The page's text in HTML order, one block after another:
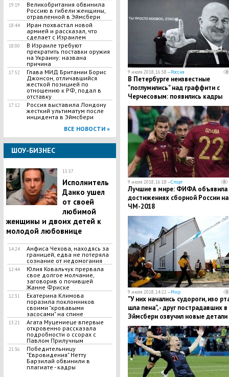
19:19
Великобритания обвинила
Россию в гибели женщины,
отравленной в Эймсбери
18:44
Иран похвастал новой
армией и рассказал, что
сделает с Израилем
18:00
В Израиле требуют
прекратить поставки оружия
на Украину: названа
причина
17:52
Глава МИД Британии Борис
Джонсон, отличавшийся
жесткой позицией по
отношению к РФ, подал в
отставку
17:12
Россия выставила Лондону
жесткий ультиматум после
инцидента в Эймсбери
ВСЕ НОВОСТИ »
ШОУ-БИЗНЕС
15:57
Исполнитель
Данко ушел
от своей
любимой
женщины и двоих детей к
молодой любовнице
14:24
Анфиса Чехова, находясь за
границей, едва не потеряла
сознание от недомогания
12:44
Юлия Ковальчук прервала
свое долгое молчание,
заговорив о почившей
Жанне Фриске
12:31
Екатерина Климова
поразила поклонников
своими "кровавыми
засосами" на спине
13:21
Агата Муцениеце впервые
откровенно рассказала
подробности о ссорах с
Павлом Прилучным
21:36
Победительницу
"Евровидения" Нетту
Барзилай обвинили в
плагиате - кадры
9 июля 2018, 16:58 —Россия
В Петербурге неизвестные
"поглумились" над граффити с
Черчесовым: появились кадры
9 июля 2018, 16:18 —Спорт
Лучшие в мире: ФИФА объявила
достижениях сборной России на
ЧМ-2018
9 июля 2018, 14:22 —Мир
"У них начались судороги, изо
шла пена", - друг пострадавших в
Эймсбери озвучил новые